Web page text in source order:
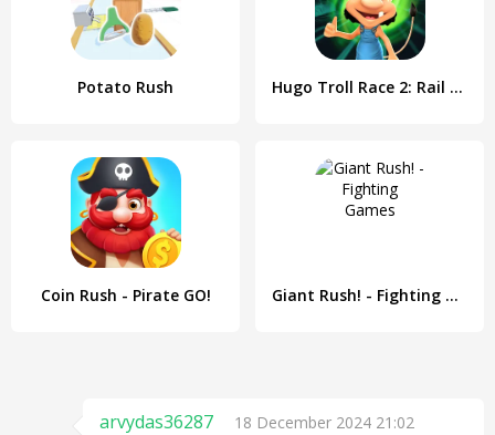
Potato Rush Hugo Troll Race 2: Rail Rush
Coin Rush - Pirate GO! Giant Rush! - Fighting Games
arvydas36287
18 December 2024 21:02